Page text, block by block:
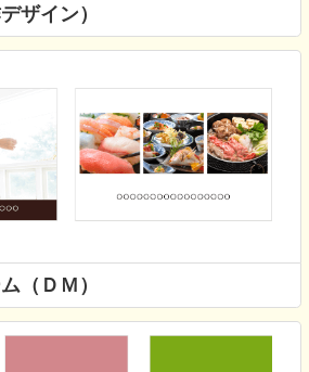
ザイン）
（ＤＭ）